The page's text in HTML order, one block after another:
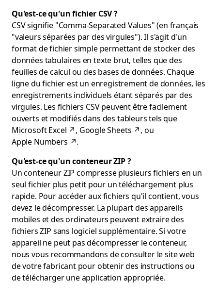
Qu'est-ce qu'un fichier CSV ?
CSV signifie "Comma-Separated Values" (en français
"valeurs séparées par des virgules"). Il s'agit d'un
format de fichier simple permettant de stocker des
données tabulaires en texte brut, telles que des
feuilles de calcul ou des bases de données. Chaque
ligne du fichier est un enregistrement de données, les
enregistrements individuels étant séparés par des
virgules. Les fichiers CSV peuvent être facilement
ouverts et modifiés dans des tableurs tels que
Microsoft Excel ↗, Google Sheets ↗, ou
Apple Numbers ↗.
Qu'est-ce qu'un conteneur ZIP ?
Un conteneur ZIP compresse plusieurs fichiers en un
seul fichier plus petit pour un téléchargement plus
rapide. Pour accéder aux fichiers qu'il contient, vous
devez le décompresser. La plupart des appareils
mobiles et des ordinateurs peuvent extraire des
fichiers ZIP sans logiciel supplémentaire. Si votre
appareil ne peut pas décompresser le conteneur,
nous vous recommandons de consulter le site web
de votre fabricant pour obtenir des instructions ou
de télécharger une application appropriée.